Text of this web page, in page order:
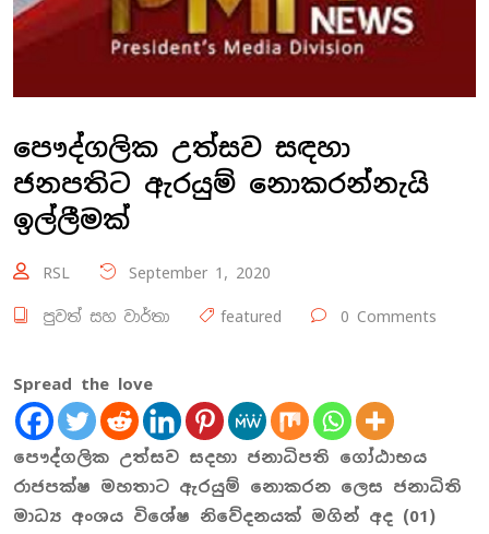
පෞද්ගලික උත්සව සඳහා
ජනපතිට ඇරයුම් නොකරන්නැයි
ඉල්ලීමක්
RSL September 1, 2020
පුවත් සහ වාර්තා featured 0 Comments
Spread the love
පෞද්ගලික උත්සව සදහා ජනාධිපති ගෝඨාභය
රාජපක්ෂ මහතාට ඇරයුම් නොකරන ලෙස ජනාධිති
මාධ්‍ය අංශය විශේෂ නිවේදනයක් මගින් අද (01)